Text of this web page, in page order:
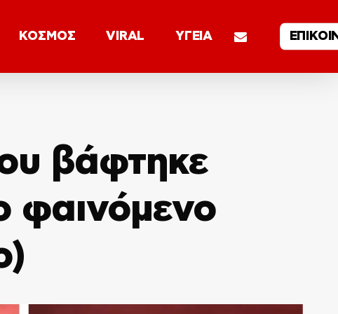
ΚΟΣΜΟΣ VIRAL ΥΓΕΙΑ email
βάφτηκε
φαινόμενο